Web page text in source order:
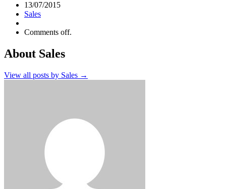
13/07/2015
Sales
Comments off.
About Sales
View all posts by Sales →